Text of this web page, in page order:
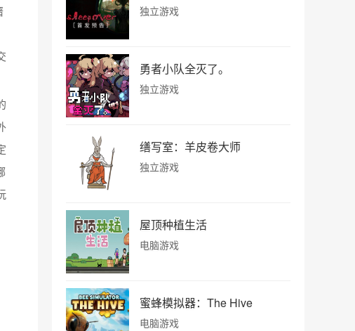
独立游戏
勇者小队全灭了。
独立游戏
缮写室：羊皮卷大师
独立游戏
屋顶种植生活
电脑游戏
蜜蜂模拟器：The Hive
电脑游戏